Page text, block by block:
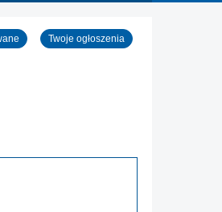
Twoje ogłoszenia